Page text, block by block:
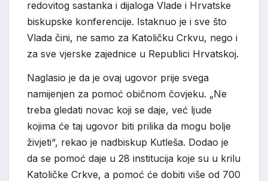
redovitog sastanka i dijaloga Vlade i Hrvatske
biskupske konferencije. Istaknuo je i sve što
Vlada čini, ne samo za Katoličku Crkvu, nego i
za sve vjerske zajednice u Republici Hrvatskoj.
Naglasio je da je ovaj ugovor prije svega
namijenjen za pomoć običnom čovjeku. „Ne
treba gledati novac koji se daje, već ljude
kojima će taj ugovor biti prilika da mogu bolje
živjeti“, rekao je nadbiskup Kutleša. Dodao je
da se pomoć daje u 28 institucija koje su u krilu
Katoličke Crkve, a pomoć će dobiti više od 700